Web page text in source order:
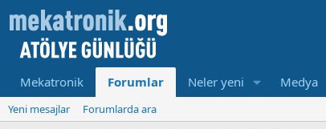
Mekatronik Forumlar Neler yeni Medya
Yeni mesajlar
Forumlarda ara